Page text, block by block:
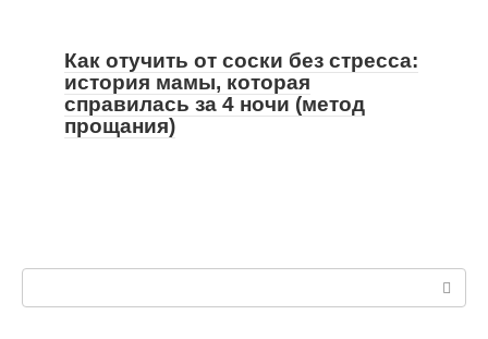
Как отучить от соски без стресса:
история мамы, которая
справилась за 4 ночи (метод
прощания)